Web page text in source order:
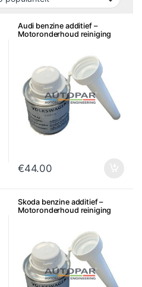
Audi benzine additief –
Motoronderhoud reiniging
€44.00
Skoda benzine additief –
Motoronderhoud reiniging